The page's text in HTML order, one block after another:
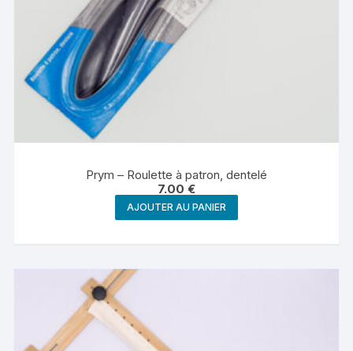
Prym – Roulette à patron, dentelé
7.00 €
AJOUTER AU PANIER